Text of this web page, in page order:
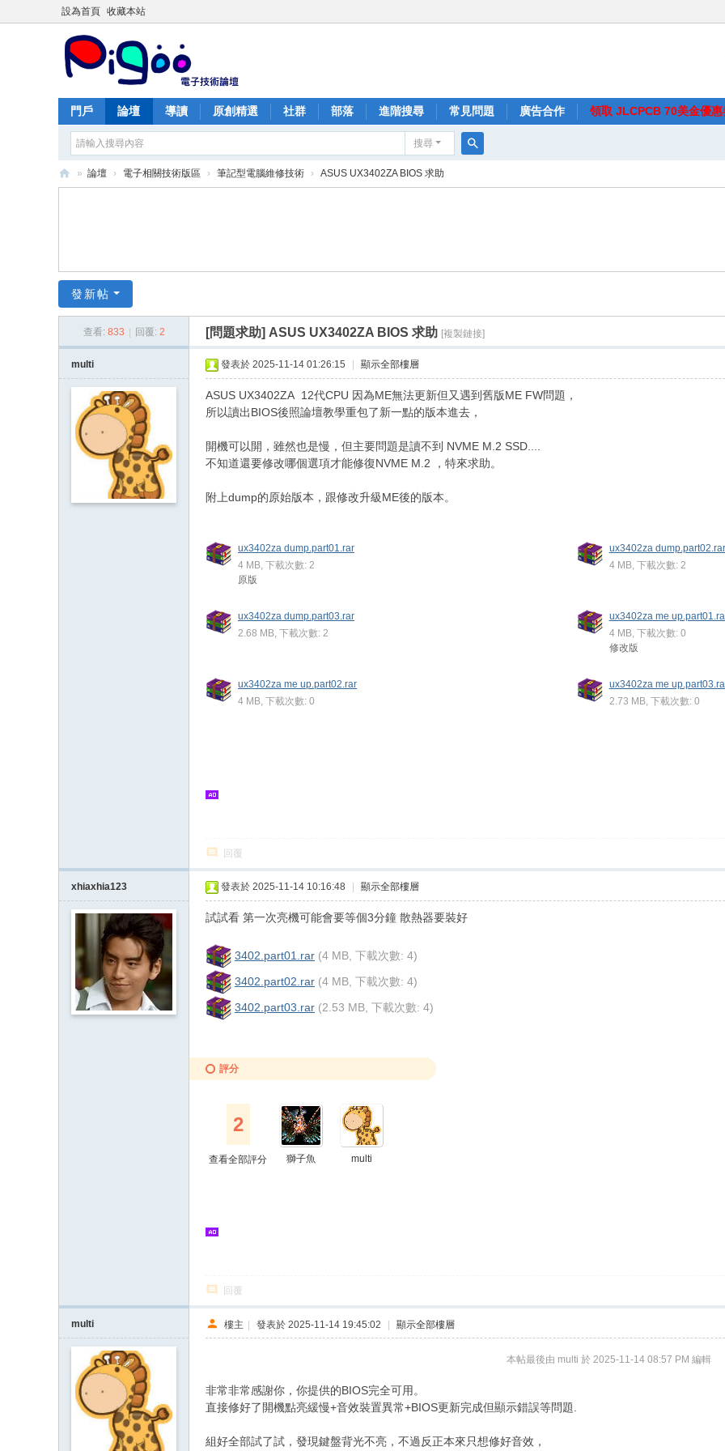
設為首頁 收藏本站
門戶 論壇 導讀 原創精選 社群 部落 進階搜尋 常見問題 廣告合作 領取 JLCPCB 70美金優惠
搜尋
尋
酷
» 論壇 › 電子相關技術版區 › 筆記型電腦維修技術 › ASUS UX3402ZA BIOS 求助
發新帖
查看: 833 回覆: 2 [問題求助] ASUS UX3402ZA BIOS 求助 [複製鏈接]
multi 發表於 2025-11-14 01:26:15 顯示全部樓層
ASUS UX3402ZA 12代CPU 因為ME無法更新但又遇到舊版ME FW問題，
所以讀出BIOS後照論壇教學重包了新一點的版本進去，
開機可以開，雖然也是慢，但主要問題是讀不到 NVME M.2 SSD....
不知道還要修改哪個選項才能修復NVME M.2 ，特來求助。
附上dump的原始版本，跟修改升級ME後的版本。
ux3402za dump.part01.rar
4 MB, 下載次數: 2
原版
ux3402za dump.part02.rar
4 MB, 下載次數: 2
ux3402za dump.part03.rar
2.68 MB, 下載次數: 2
ux3402za me
4 MB, 下載次數: 0
修改版
ux3402za me up.part02.rar
4 MB, 下載次數: 0
ux3402za me
2.73 MB, 下載次數: 0
回覆
xhiaxhia123 發表於 2025-11-14 10:16:48 顯示全部樓層
試試看 第一次亮機可能會要等個3分鐘 散熱器要裝好
3402.part01.rar (4 MB, 下載次數: 4)
3402.part02.rar (4 MB, 下載次數: 4)
3402.part03.rar (2.53 MB, 下載次數: 4)
評分
2
查看全部評分 獅子魚 multi
回覆
multi 樓主 | 發表於 2025-11-14 19:45:02 | 顯示全部樓層
本帖最後由 multi 於 2025-11-14 08:57 PM 編輯
非常非常感謝你，你提供的BIOS完全可用。
直接修好了開機點亮緩慢+音效裝置異常+BIOS更新完成但顯示錯誤等問題.
組好全部試了試，發現鍵盤背光不亮，不過反正本來只想修好音效，